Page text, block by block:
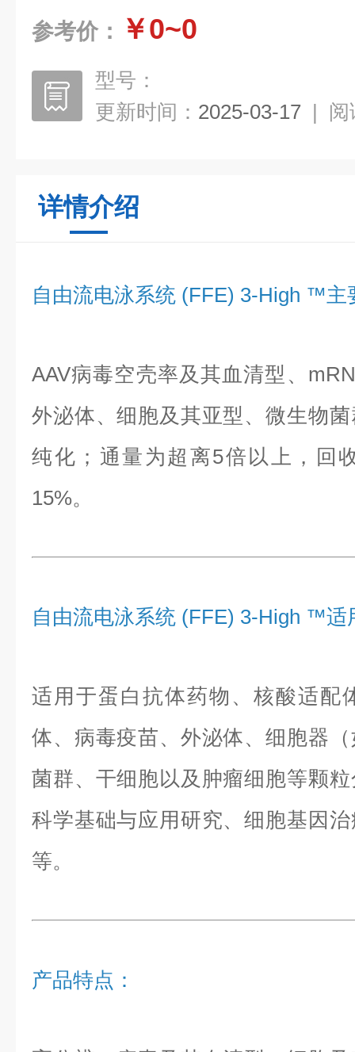
参考价： ￥0~0
型号：
更新时间： 2025-03-17 | 阅
详情介绍
自由流电泳系统 (FFE) 3-High ™主
AAV病毒空壳率及其血清型、
外泌体、细胞及其亚型、微生物
纯化；通量为超离5倍以上，回
15%。
自由流电泳系统 (FFE) 3-High ™适
适用于蛋白抗体药物、核酸适配
体、病毒疫苗、外泌体、细胞器
菌群、干细胞以及肿瘤细胞等颗
科学基础与应用研究、细胞基因
等。
产品特点 ：